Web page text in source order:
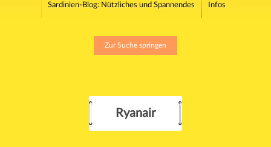
Sardinien-Blog: Nützliches und Spannendes Infos
Zur Suche springen
Ryanair